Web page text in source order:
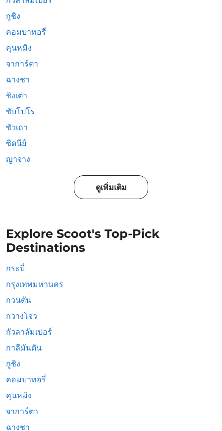
กูชิง
คอมบาทอรี่
คุนหมิง
จาการ์ตา
ฉางชา
ชิงเต่า
ซับโปโร
ซัวเถา
ซิดนีย์
ญาจาง
ดูเพิ่มเติม
Explore Scoot's Top-Pick
Destinations
กระบี่
กรุงเทพมหานคร
กวนตัน
กวางโจว
กัวลาลัมเปอร์
กาลีมันตัน
กูชิง
คอมบาทอรี่
คุนหมิง
จาการ์ตา
ฉางชา